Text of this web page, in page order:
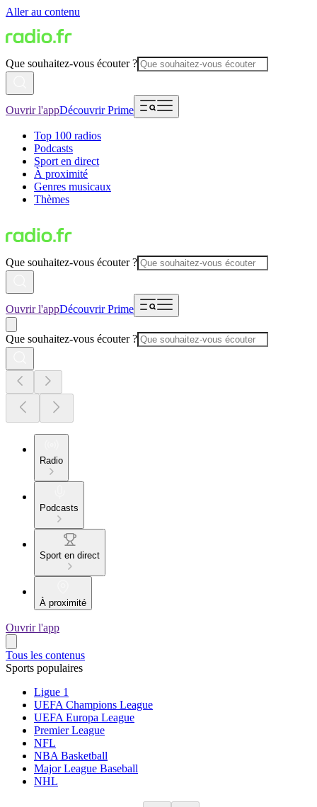
Aller au contenu
Que souhaitez-vous écouter ?
Ouvrir l'appDécouvrir Prime
Top 100 radios
Podcasts
Sport en direct
À proximité
Genres musicaux
Thèmes
Que souhaitez-vous écouter ?
Ouvrir l'appDécouvrir Prime
Que souhaitez-vous écouter ?
Radio
Podcasts
Sport en direct
À proximité
Ouvrir l'app
Tous les contenus
Sports populaires
Ligue 1
UEFA Champions League
UEFA Europa League
Premier League
NFL
NBA Basketball
Major League Baseball
NHL